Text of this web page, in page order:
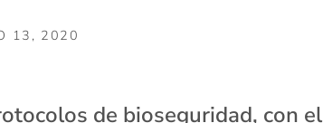
13, 2020
de bioseguridad, con el